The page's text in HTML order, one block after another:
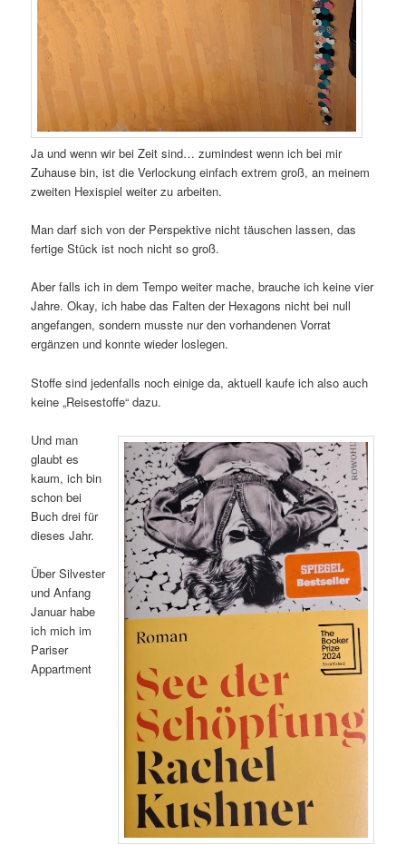
Ja und wenn wir bei Zeit sind… zumindest wenn ich bei mir
Zuhause bin, ist die Verlockung einfach extrem groß, an meinem
zweiten Hexispiel weiter zu arbeiten.
Man darf sich von der Perspektive nicht täuschen lassen, das
fertige Stück ist noch nicht so groß.
Aber falls ich in dem Tempo weiter mache, brauche ich keine vier
Jahre. Okay, ich habe das Falten der Hexagons nicht bei null
angefangen, sondern musste nur den vorhandenen Vorrat
ergänzen und konnte wieder loslegen.
Stoffe sind jedenfalls noch einige da, aktuell kaufe ich also auch
keine „Reisestoffe“ dazu.
Und man
glaubt es
kaum, ich bin
schon bei
Buch drei für
dieses Jahr.
Über Silvester
und Anfang
Januar habe
ich mich im
Pariser
Appartment